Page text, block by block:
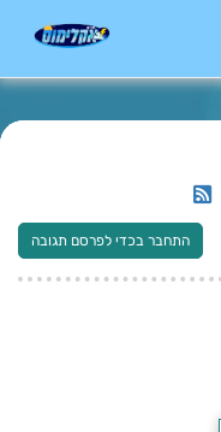
התחבר בכדי לפרסם תגובה